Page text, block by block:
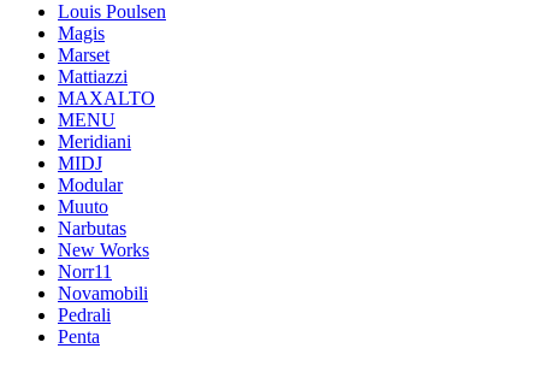
Louis Poulsen
Magis
Marset
Mattiazzi
MAXALTO
MENU
Meridiani
MIDJ
Modular
Muuto
Narbutas
New Works
Norr11
Novamobili
Pedrali
Penta